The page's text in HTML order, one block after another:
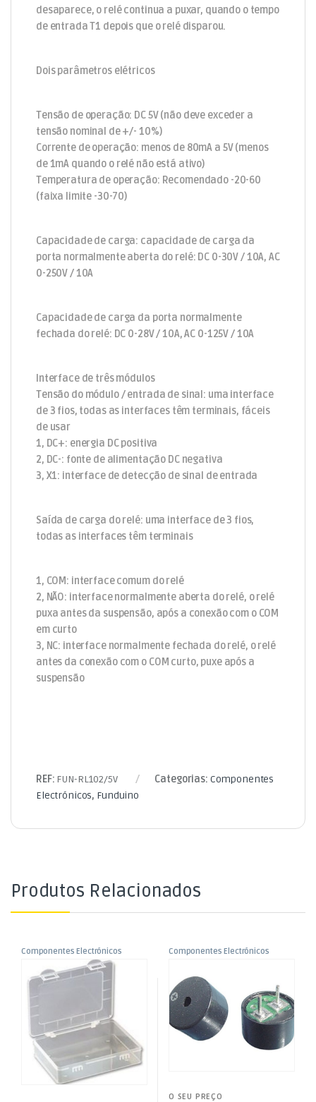
desaparece, o relé continua a puxar, quando o tempo
de entrada T1 depois que o relé disparou.
Dois parâmetros elétricos
Tensão de operação: DC 5V (não deve exceder a
tensão nominal de +/- 10%)
Corrente de operação: menos de 80mA a 5V (menos
de 1mA quando o relé não está ativo)
Temperatura de operação: Recomendado -20-60
(faixa limite -30-70)
Capacidade de carga: capacidade de carga da
porta normalmente aberta do relé: DC 0-30V / 10A, AC
0-250V / 10A
Capacidade de carga da porta normalmente
fechada do relé: DC 0-28V / 10A, AC 0-125V / 10A
Interface de três módulos
Tensão do módulo / entrada de sinal: uma interface
de 3 fios, todas as interfaces têm terminais, fáceis
de usar
1, DC+: energia DC positiva
2, DC-: fonte de alimentação DC negativa
3, X1: interface de detecção de sinal de entrada
Saída de carga do relé: uma interface de 3 fios,
todas as interfaces têm terminais
1, COM: interface comum do relé
2, NÃO: interface normalmente aberta do relé, o relé
puxa antes da suspensão, após a conexão com o COM
em curto
3, NC: interface normalmente fechada do relé, o relé
antes da conexão com o COM curto, puxe após a
suspensão
REF: FUN-RL102/5V Categorias: Componentes
Electrónicos, Funduino
Produtos Relacionados
Componentes Electrónicos
Caixa p/ Kit Educacionais –
18x15x4CM
Componentes Electrónicos
O SEU PREÇO